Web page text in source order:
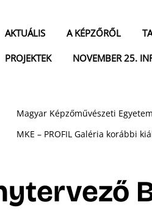
AKTUÁLIS A KÉPZŐRŐL
PROJEKTEK
NOVEMBER 25.
Magyar Képzőművészeti Egyetem
MKE – PROFIL Galéria korábbi